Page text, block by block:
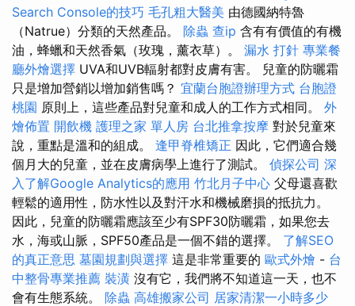
Search Console的技巧 毛孔粗大醫美 由德國納特魯
（Natrue）分類的天然產品。 除蟲 查ip 含有有價值的有機
油，蜂蠟和天然香氣（玫瑰，薰衣草）。 漏水 打針 專業餐
廳外燴選擇 UVA和UVB輻射都對皮膚有害。 兒童的防曬霜
只是增加營銷以增加銷售嗎？ 宜蘭台胞證辦理方式 台胞證
桃園 原則上，這些產品對兒童和成人的工作方式相同。 外
燴佈置 開飲機 護理之家 單人房 台北推拿按摩 對於兒童來
說，重點是溫和的組成。 逢甲脊椎矯正 因此，它們適合幾
個月大的兒童，並在皮膚病學上進行了測試。 偵探公司 深
入了解Google Analytics的應用 竹北月子中心 父母還喜歡
輕鬆的適用性，防水性以及對汗水和機械磨損的抵抗力。
因此，兒童的防曬霜應該至少有SPF30防曬霜，如果您去
水，海或山脈，SPF50產品是一個不錯的選擇。 了解SEO
的真正意思 墓園規劃與選擇 這是非常重要的 歐式外燴 - 台
中整骨專業推薦 裝潢 沒有它，我們將不知道這一天，也不
會有生態系統。 除蟲 高雄搬家公司 居家清潔一小時多少